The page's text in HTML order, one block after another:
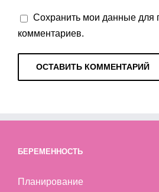
Сохранить мои данные для
комментариев.
БЕРЕМЕННОСТЬ
Планирование